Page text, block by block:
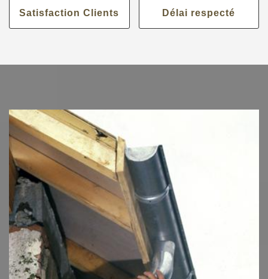
Satisfaction Clients Délai respecté